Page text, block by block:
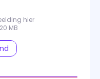
hier
MB